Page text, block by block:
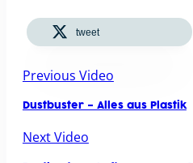
tweet
Previous Video
Dustbuster – Alles aus Plastik
Next Video